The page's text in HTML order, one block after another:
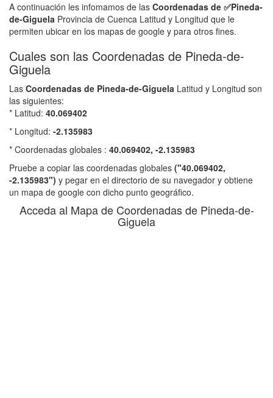
A continuación les infomamos de las Coordenadas de ✅Pineda-
de-Giguela Provincia de Cuenca Latitud y Longitud que le
permiten ubicar en los mapas de google y para otros fines.
Cuales son las Coordenadas de Pineda-de-
Giguela
Las Coordenadas de Pineda-de-Giguela Latitud y Longitud son
las siguientes:
* Latitud: 40.069402
* Longitud: -2.135983
* Coordenadas globales : 40.069402, -2.135983
Pruebe a copiar las coordenadas globales ("40.069402,
-2.135983") y pegar en el directorio de su navegador y obtiene
un mapa de google con dicho punto geográfico.
Acceda al Mapa de Coordenadas de Pineda-de-
Giguela